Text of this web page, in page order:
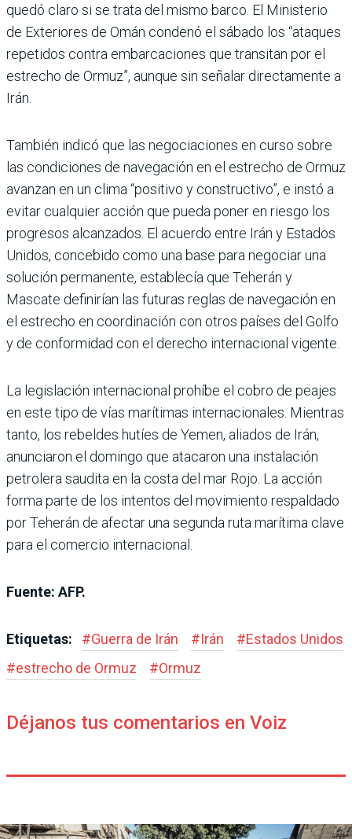
quedó claro si se trata del mismo barco. El Ministerio
de Exteriores de Omán condenó el sábado los “ataques
repetidos contra embarcaciones que transitan por el
estrecho de Ormuz”, aunque sin señalar directamente a
Irán.
También indicó que las negociaciones en curso sobre
las condiciones de navegación en el estrecho de Ormuz
avanzan en un clima “positivo y constructivo”, e instó a
evitar cualquier acción que pueda poner en riesgo los
progresos alcanzados. El acuerdo entre Irán y Estados
Unidos, concebido como una base para negociar una
solución permanente, establecía que Teherán y
Mascate definirían las futuras reglas de navegación en
el estrecho en coordinación con otros países del Golfo
y de conformidad con el derecho internacional vigente.
La legislación internacional prohíbe el cobro de peajes
en este tipo de vías marítimas internacionales. Mientras
tanto, los rebeldes hutíes de Yemen, aliados de Irán,
anunciaron el domingo que atacaron una instalación
petrolera saudita en la costa del mar Rojo. La acción
forma parte de los intentos del movimiento respaldado
por Teherán de afectar una segunda ruta marítima clave
para el comercio internacional.
Fuente: AFP.
Etiquetas: #Guerra de Irán #Irán #Estados Unidos
#estrecho de Ormuz #Ormuz
Déjanos tus comentarios en Voiz